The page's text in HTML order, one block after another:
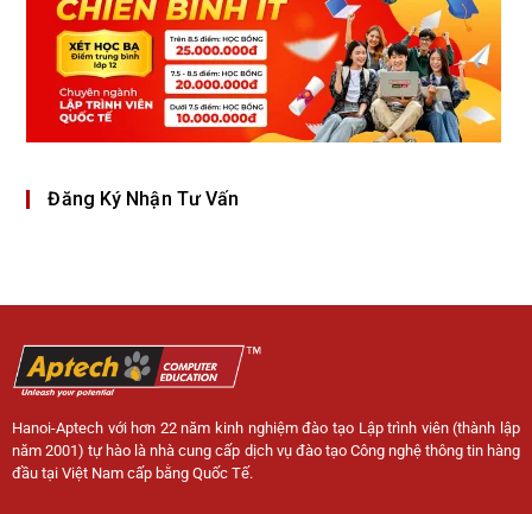
Đăng Ký Nhận Tư Vấn
Hanoi-Aptech với hơn 22 năm kinh nghiệm đào tạo Lập trình viên (thành lập
năm 2001) tự hào là nhà cung cấp dịch vụ đào tạo Công nghệ thông tin hàng
đầu tại Việt Nam cấp bằng Quốc Tế.